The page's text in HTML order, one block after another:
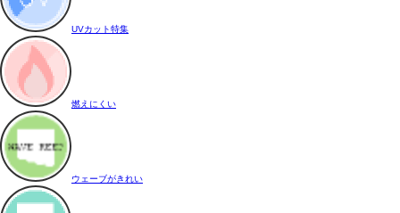
UVカット特集
燃えにくい
ウェーブがきれい